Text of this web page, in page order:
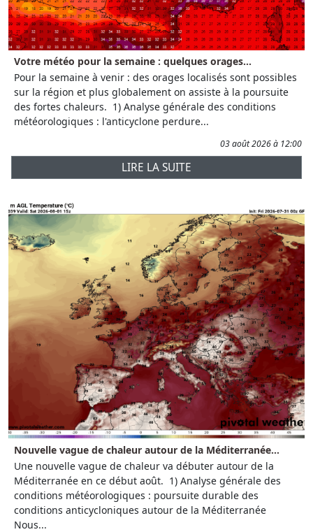
Votre météo pour la semaine : quelques orages...
Pour la semaine à venir : des orages localisés sont possibles
sur la région et plus globalement on assiste à la poursuite
des fortes chaleurs. 1) Analyse générale des conditions
météorologiques : l'anticyclone perdure...
03 août 2026 à 12:00
LIRE LA SUITE
Nouvelle vague de chaleur autour de la Méditerranée...
Une nouvelle vague de chaleur va débuter autour de la
Méditerranée en ce début août. 1) Analyse générale des
conditions météorologiques : poursuite durable des
conditions anticycloniques autour de la Méditerranée
Nous...